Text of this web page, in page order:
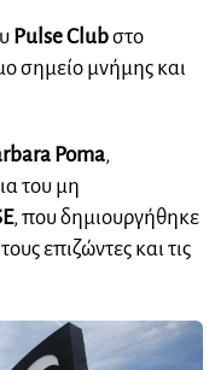
Pulse Clubστο
σημείο μνήμης και
Poma,
του μη
, που δημιουργήθηκε
επιζώντες και τις